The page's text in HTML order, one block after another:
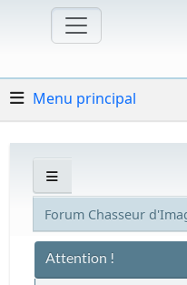
Menu principal
Forum Chasseur
Attention !